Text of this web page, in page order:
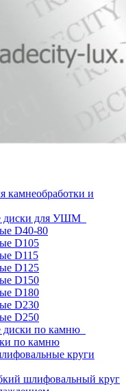
камнеобработки и
диски для УШМ
D40-80
D105
D115
D125
D150
D180
D230
D250
диски по камню
по камню
круги
шлифовальный круг